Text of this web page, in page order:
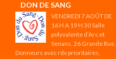
DON DE SANG
VENDREDI 7 AOÛT DE
16 H A 19 H 30 Salle
polyvalente d’Arc et
Senans, 26 Grande Rue.
Donneurs avec rdv prioritaires,